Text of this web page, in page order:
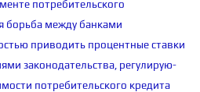
потре­бительского
борьба между банками
приводить процентные ставки
законодательства, регулирую­
потребитель­ского кредита